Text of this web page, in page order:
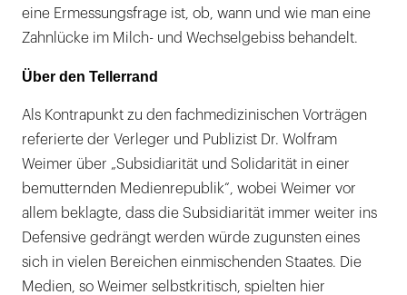
eine Ermessungsfrage ist, ob, wann und wie man eine
Zahnlücke im Milch- und Wechselgebiss behandelt.
Über den Tellerrand
Als Kontrapunkt zu den fachmedizinischen Vorträgen
referierte der Verleger und Publizist Dr. Wolfram
Weimer über „Subsidiarität und Solidarität in einer
bemutternden Medienrepublik“, wobei Weimer vor
allem beklagte, dass die Subsidiarität immer weiter ins
Defensive gedrängt werden würde zugunsten eines
sich in vielen Bereichen einmischenden Staates. Die
Medien, so Weimer selbstkritisch, spielten hier